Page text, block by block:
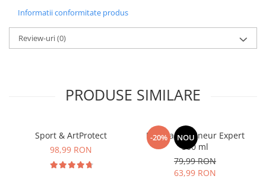
Informatii conformitate produs
Review-uri(0)
PRODUSE SIMILARE
Sport & ArtProtect
98,99 RON
-20% NOU
Manhaē Draineur Expert
500 ml
79,99 RON
63,99 RON